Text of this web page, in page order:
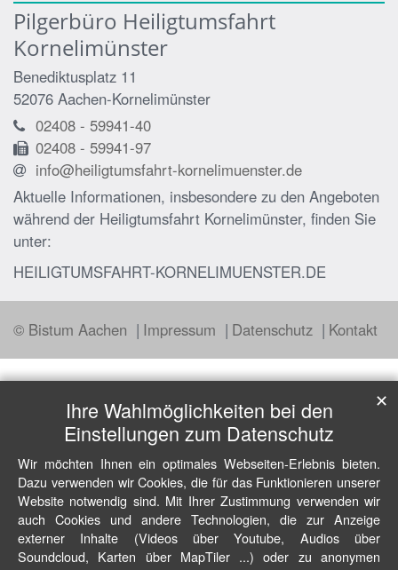
Pilgerbüro Heiligtumsfahrt
Kornelimünster
Benediktusplatz 11
52076 Aachen-Kornelimünster
02408 - 59941-40
02408 - 59941-97
info@heiligtumsfahrt-kornelimuenster.de
Aktuelle Informationen, insbesondere zu den Angeboten
während der Heiligtumsfahrt Kornelimünster, finden Sie
unter:
HEILIGTUMSFAHRT-KORNELIMUENSTER.DE
© Bistum Aachen Impressum Datenschutz Kontakt
Ihre Wahlmöglichkeiten bei den
Einstellungen zum Datenschutz
Wir möchten Ihnen ein optimales Webseiten-Erlebnis bieten.
Dazu verwenden wir Cookies, die für das Funktionieren unserer
Website notwendig sind. Mit Ihrer Zustimmung verwenden wir
auch Cookies und andere Technologien, die zur Anzeige
externer Inhalte (Videos über Youtube, Audios über
Soundcloud, Karten über MapTiler ...) oder zu anonymen
✕